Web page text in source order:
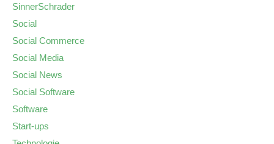
SinnerSchrader
Social
Social Commerce
Social Media
Social News
Social Software
Software
Start-ups